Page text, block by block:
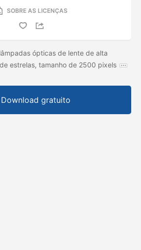
SOBRE AS LICENÇAS
ópticas de lente de alta
estrelas, tamanho de 2500 pixels
Download gratuito